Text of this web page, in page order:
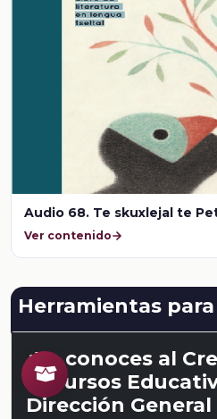
Audio 68. Te skuxlejal te
Ver contenido
Herramientas
¿Ya conoces al
Recursos
Dirección